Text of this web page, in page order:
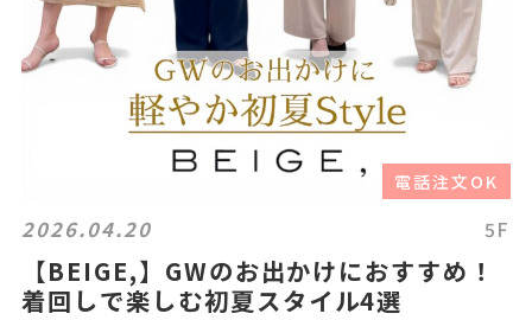
電話注文OK
2026.04.20 5F
【BEIGE,】GWのお出かけにおすすめ！
着回しで楽しむ初夏スタイル4選